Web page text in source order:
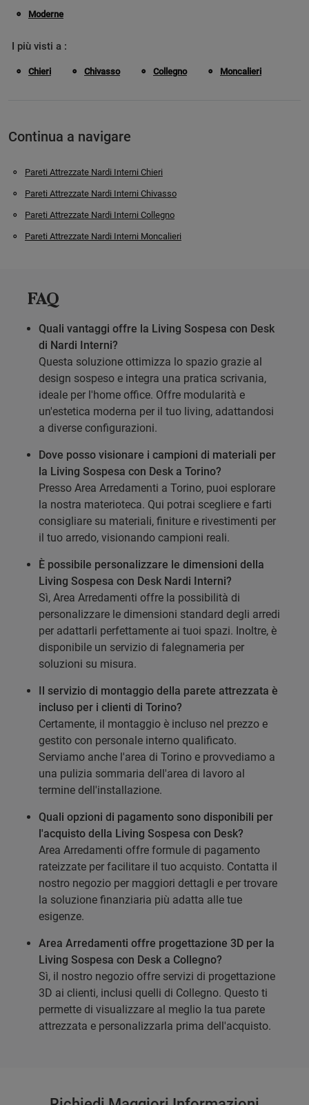
Moderne
I più visti a :
Chieri Chivasso Collegno Moncalieri
Continua a navigare
Pareti Attrezzate Nardi Interni Chieri
Pareti Attrezzate Nardi Interni Chivasso
Pareti Attrezzate Nardi Interni Collegno
Pareti Attrezzate Nardi Interni Moncalieri
FAQ
Quali vantaggi offre la Living Sospesa con Desk
di Nardi Interni?
Questa soluzione ottimizza lo spazio grazie al
design sospeso e integra una pratica scrivania,
ideale per l'home office. Offre modularità e
un'estetica moderna per il tuo living, adattandosi
a diverse configurazioni.
Dove posso visionare i campioni di materiali per
la Living Sospesa con Desk a Torino?
Presso Area Arredamenti a Torino, puoi esplorare
la nostra materioteca. Qui potrai scegliere e farti
consigliare su materiali, finiture e rivestimenti per
il tuo arredo, visionando campioni reali.
È possibile personalizzare le dimensioni della
Living Sospesa con Desk Nardi Interni?
Sì, Area Arredamenti offre la possibilità di
personalizzare le dimensioni standard degli arredi
per adattarli perfettamente ai tuoi spazi. Inoltre, è
disponibile un servizio di falegnameria per
soluzioni su misura.
Il servizio di montaggio della parete attrezzata è
incluso per i clienti di Torino?
Certamente, il montaggio è incluso nel prezzo e
gestito con personale interno qualificato.
Serviamo anche l'area di Torino e provvediamo a
una pulizia sommaria dell'area di lavoro al
termine dell'installazione.
Quali opzioni di pagamento sono disponibili per
l'acquisto della Living Sospesa con Desk?
Area Arredamenti offre formule di pagamento
rateizzate per facilitare il tuo acquisto. Contatta il
nostro negozio per maggiori dettagli e per trovare
la soluzione finanziaria più adatta alle tue
esigenze.
Area Arredamenti offre progettazione 3D per la
Living Sospesa con Desk a Collegno?
Sì, il nostro negozio offre servizi di progettazione
3D ai clienti, inclusi quelli di Collegno. Questo ti
permette di visualizzare al meglio la tua parete
attrezzata e personalizzarla prima dell'acquisto.